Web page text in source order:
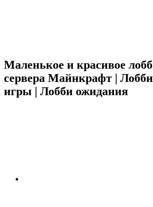
Маленькое и красивое
сервера Майнкрафт |
игры | Лобби ожидания